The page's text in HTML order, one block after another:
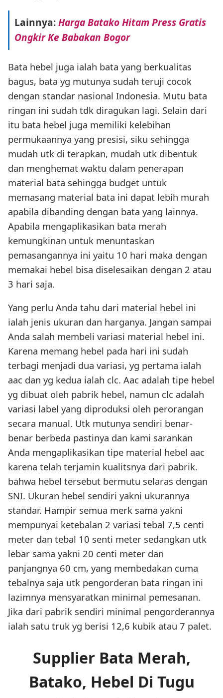
Lainnya:Harga Batako Hitam Press Gratis
Ongkir Ke Babakan Bogor
Bata hebel juga ialah bata yang berkualitas
bagus, bata yg mutunya sudah teruji cocok
dengan standar nasional Indonesia. Mutu bata
ringan ini sudah tdk diragukan lagi. Selain dari
itu bata hebel juga memiliki kelebihan
permukaannya yang presisi, siku sehingga
mudah utk di terapkan, mudah utk dibentuk
dan menghemat waktu dalam penerapan
material bata sehingga budget untuk
memasang material bata ini dapat lebih murah
apabila dibanding dengan bata yang lainnya.
Apabila mengaplikasikan bata merah
kemungkinan untuk menuntaskan
pemasangannya ini yaitu 10 hari maka dengan
memakai hebel bisa diselesaikan dengan 2 atau
3 hari saja.
Yang perlu Anda tahu dari material hebel ini
ialah jenis ukuran dan harganya. Jangan sampai
Anda salah membeli variasi material hebel ini.
Karena memang hebel pada hari ini sudah
terbagi menjadi dua variasi, yg pertama ialah
aac dan yg kedua ialah clc. Aac adalah tipe hebel
yg dibuat oleh pabrik hebel, namun clc adalah
variasi label yang diproduksi oleh perorangan
secara manual. Utk mutunya sendiri benar-
benar berbeda pastinya dan kami sarankan
Anda mengaplikasikan tipe material hebel aac
karena telah terjamin kualitsnya dari pabrik.
bahwa hebel tersebut bermutu selaras dengan
SNI. Ukuran hebel sendiri yakni ukurannya
standar. Hampir semua merk sama yakni
mempunyai ketebalan 2 variasi tebal 7,5 centi
meter dan tebal 10 senti meter sedangkan utk
lebar sama yakni 20 centi meter dan
panjangnya 60 cm, yang membedakan cuma
tebalnya saja utk pengorderan bata ringan ini
lazimnya mensyaratkan minimal pemesanan.
Jika dari pabrik sendiri minimal pengorderannya
ialah satu truk yg berisi 12,6 kubik atau 7 palet.
Supplier Bata Merah,
Batako, Hebel Di Tugu